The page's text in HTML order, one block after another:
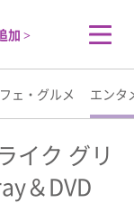
加 >
ェ・グルメ エンタ
イク グリ
＆DVD